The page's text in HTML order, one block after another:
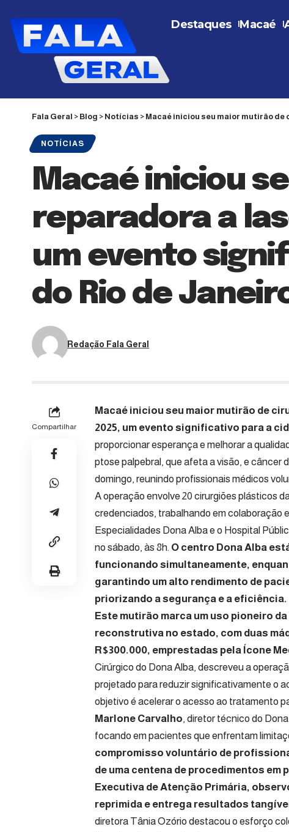
Destaques Macaé
Fala Geral > Blog > Notícias > Macaé iniciou seu maior mutirão de
NOTÍCIAS
Macaé iniciou
reparadora a
um evento
do Rio de
Redação Fala Geral
Compartilhar
Macaé iniciou seu maior mutirão de
2025, um evento significativo para a
proporcionar esperança e melhorar a
ptose palpebral, que afeta a visão, e câncer
domingo, reunindo profissionais médicos
A operação envolve 20 cirurgiões plásticos
credenciados, trabalhando em colaboração
Especialidades Dona Alba e o Hospital
no sábado, às 8h. O centro Dona Alba
funcionando simultaneamente,
garantindo um alto rendimento de
priorizando a segurança e a eficiência.
Este mutirão marca um uso pioneiro
reconstrutiva no estado, com duas
R$300.000, emprestadas pela Ícone
Cirúrgico do Dona Alba, descreveu a
projetado para reduzir significativamente o
objetivo é acelerar o acesso ao tratamento
Marlone Carvalho, diretor técnico do
focando em pacientes que enfrentam
compromisso voluntário de
de uma centena de procedimentos
Executiva de Atenção Primária,
reprimida e entrega resultados
diretora Tânia Ozório destacou o esforço